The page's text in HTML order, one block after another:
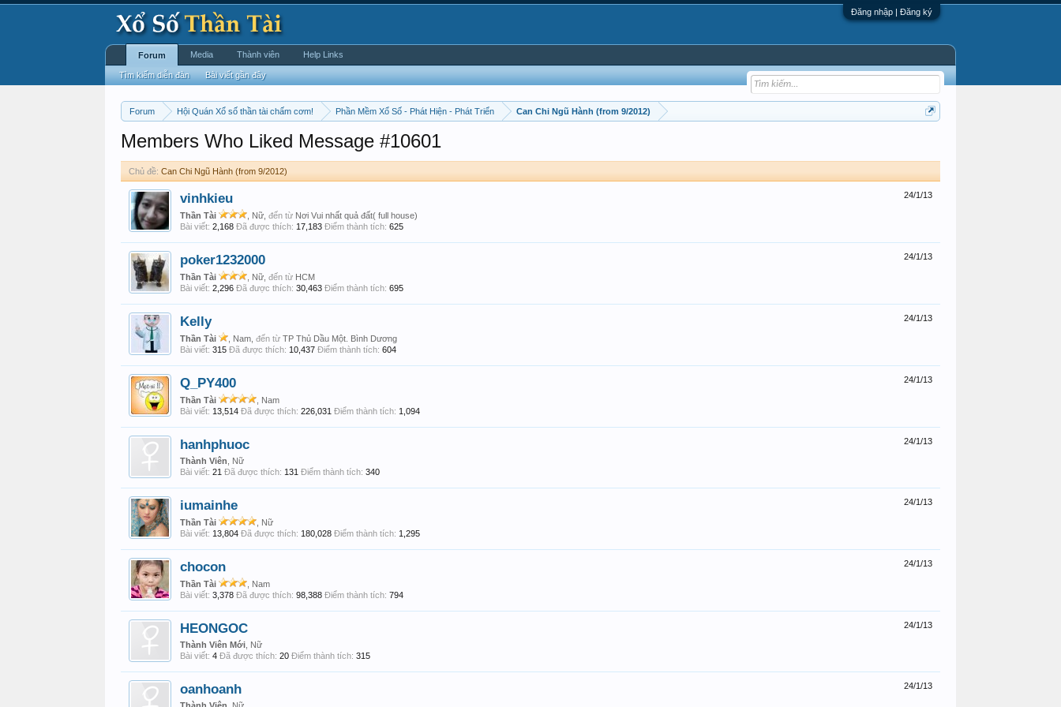
Đăng nhập | Đăng ký
Forum Hội Quán Xổ số thần tài chấm cơm! Phần Mềm Xổ Số - Phát Hiện - Phát Triển Can Chi Ngũ Hành (from 9/2012)
Members Who Liked Message #10601
Chủ đề: Can Chi Ngũ Hành (from 9/2012)
24/1/13
vinhkieu
Thần Tài , Nữ, đến từ Nơi Vui nhất quả đất( full house)
Bài viết: 2,168 Đã được thích: 17,183 Điểm thành tích: 625
24/1/13
poker1232000
Thần Tài , Nữ, đến từ HCM
Bài viết: 2,296 Đã được thích: 30,463 Điểm thành tích: 695
24/1/13
Kelly
Thần Tài , Nam, đến từ TP Thủ Dầu Một. Bình Dương
Bài viết: 315 Đã được thích: 10,437 Điểm thành tích: 604
24/1/13
Q_PY400
Thần Tài
, Nam
Bài viết: 13,514 Đã được thích: 226,031 Điểm thành tích: 1,094
24/1/13
hanhphuoc
Thành Viên , Nữ
Bài viết: 21 Đã được thích: 131 Điểm thành tích: 340
24/1/13
iumainhe
Thần Tài
, Nữ
Bài viết: 13,804 Đã được thích: 180,028 Điểm thành tích: 1,295
24/1/13
chocon
Thần Tài
, Nam
Bài viết: 3,378 Đã được thích: 98,388 Điểm thành tích: 794
24/1/13
HEONGOC
Thành Viên Mới , Nữ
Bài viết: 4 Đã được thích: 20 Điểm thành tích: 315
24/1/13
oanhoanh
Forum
Tìm kiếm diễn đàn Bài viết gần đây
Media Thành viên Help Links